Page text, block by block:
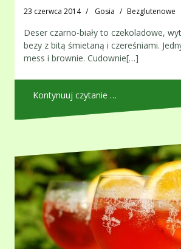
23 czerwca 2014 Gosia Bezglutenowe
Deser czarno-biały to czekoladowe,
bezy z bitą śmietaną i czereśniami.
mess i brownie. Cudownie[…]
Kontynuuj czytanie …